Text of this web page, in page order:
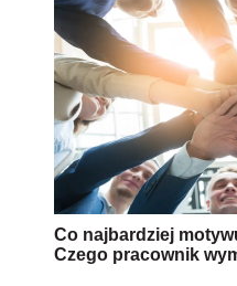
Co najbardziej
Czego pracownik